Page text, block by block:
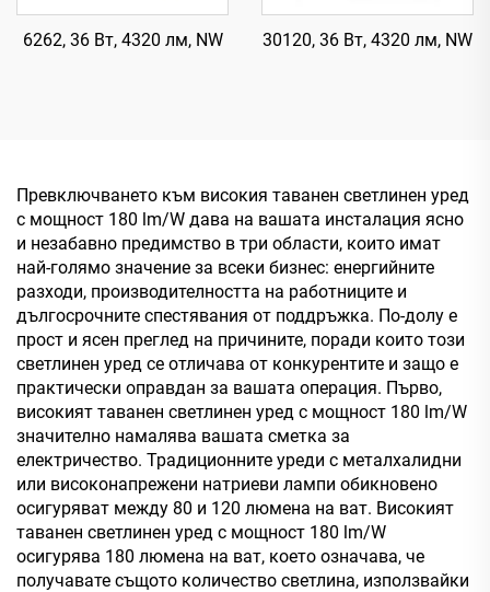
6262, 36 Вт, 4320 лм, NW 30120, 36 Вт, 4320 лм, NW
Превключването към високия таванен светлинен уред
с мощност 180 lm/W дава на вашата инсталация ясно
и незабавно предимство в три области, които имат
най-голямо значение за всеки бизнес: енергийните
разходи, производителността на работниците и
дългосрочните спестявания от поддръжка. По-долу е
прост и ясен преглед на причините, поради които този
светлинен уред се отличава от конкурентите и защо е
практически оправдан за вашата операция. Първо,
високият таванен светлинен уред с мощност 180 lm/W
значително намалява вашата сметка за
електричество. Традиционните уреди с металхалидни
или високонапрежени натриеви лампи обикновено
осигуряват между 80 и 120 люмена на ват. Високият
таванен светлинен уред с мощност 180 lm/W
осигурява 180 люмена на ват, което означава, че
получавате същото количество светлина, използвайки